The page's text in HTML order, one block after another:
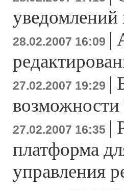
уведомлений
28.02.2007 16:09 |
27.02.2007 19:29 |
возможности
27.02.2007 16:35 |
платформа
управления